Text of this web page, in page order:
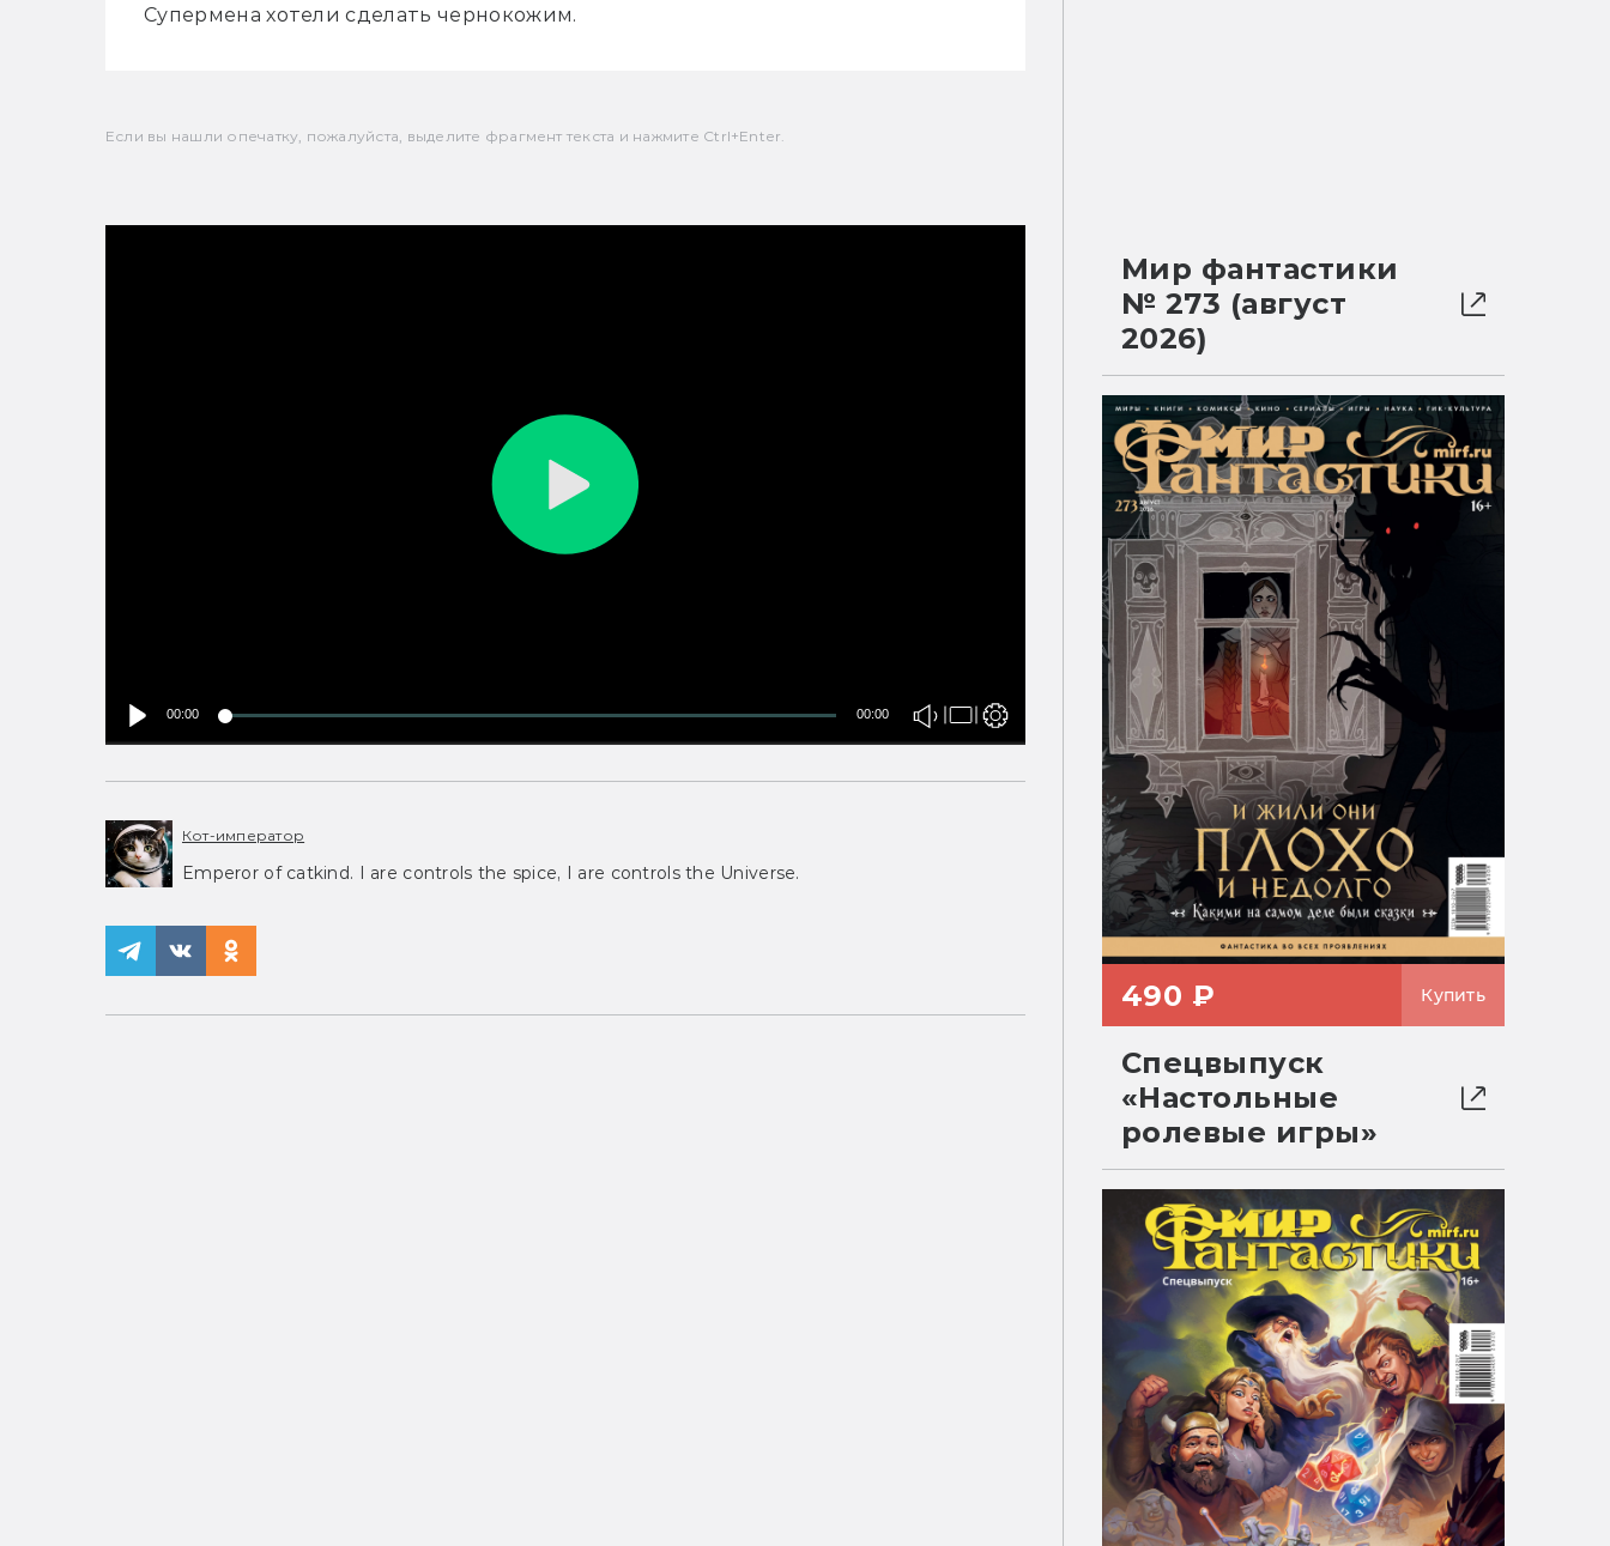
Супермена хотели сделать чернокожим.
Если вы нашли опечатку, пожалуйста, выделите фрагмент текста и нажмите Ctrl+Enter.
00:00 00:00
Кот-император
Emperor of catkind. I are controls the spice, I are controls the Universe.
Мир фантастики
№ 273 (август
2026)
490 ₽ Купить
Спецвыпуск
«Настольные
ролевые игры»